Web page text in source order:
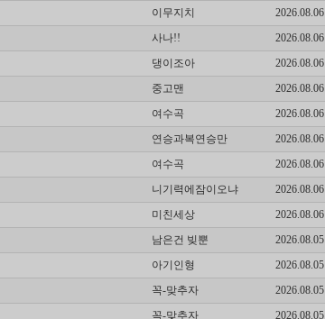
이무지치 2026.08.06
사나!! 2026.08.06
댕이조아 2026.08.06
중고맨 2026.08.06
여수곡 2026.08.06
연승과복연승만 2026.08.06
여수곡 2026.08.06
니기력에잠이오냐 2026.08.06
미친세상 2026.08.06
남은건 빚뿐 2026.08.05
아기인형 2026.08.05
꼭-맞추자 2026.08.05
꼭-맞추자 2026.08.05